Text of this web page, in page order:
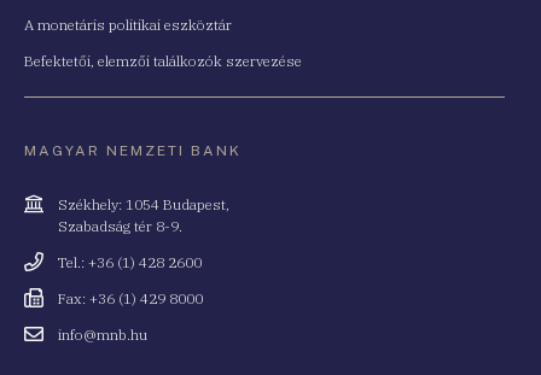
A monetáris politikai eszköztár
Befektetői, elemzői találkozók szervezése
MAGYAR NEMZETI BANK
Cím
Székhely: 1054 Budapest,
Szabadság tér 8-9.
Telefonszám
Tel.: +36 (1) 428 2600
Fax
Fax: +36 (1) 429 8000
Emailinfo@mnb.hu